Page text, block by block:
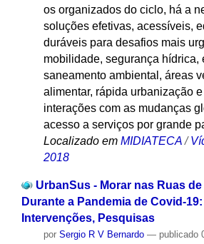
os organizados do ciclo, há a
soluções efetivas, acessíveis,
duráveis para desafios mais
mobilidade, segurança hídrica,
saneamento ambiental, áreas
alimentar, rápida urbanização
interações com as mudanças
acesso a serviços por grande
Localizado em MIDIATECA /
2018
UrbanSus - Morar nas Ruas
Durante a Pandemia de Covid-
Intervenções, Pesquisas
por Sergio R V Bernardo — publicado